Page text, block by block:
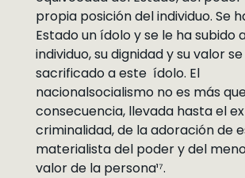
propia posición del individuo. Se
Estado un ídolo y se le ha subido
individuo, su dignidad y su valor
sacrificado a este ídolo. El
nacionalsocialismo no es más
consecuencia, llevada hasta el
criminalidad, de la adoración de
materialista del poder y del
valor de la persona¹⁷.